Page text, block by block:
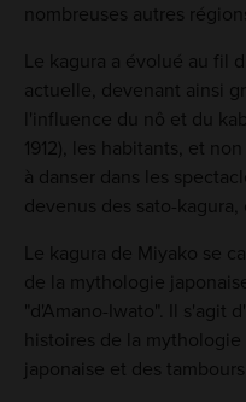
nombreuses autres
Le kagura a évolué au fil
actuelle, devenant ainsi
l'influence du nô et du
1912), les habitants, et
à danser dans les
devenus des sato-kagura,
Le kagura de Miyako se
de la mythologie
"d'Amano-Iwato". Il s'agit
histoires de la
japonaise et des